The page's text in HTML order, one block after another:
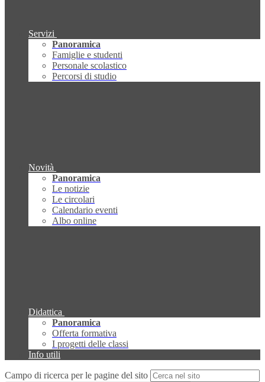
Servizi
Panoramica
Famiglie e studenti
Personale scolastico
Percorsi di studio
Novità
Panoramica
Le notizie
Le circolari
Calendario eventi
Albo online
Didattica
Panoramica
Offerta formativa
I progetti delle classi
Info utili
Campo di ricerca per le pagine del sito